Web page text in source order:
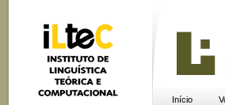
Início